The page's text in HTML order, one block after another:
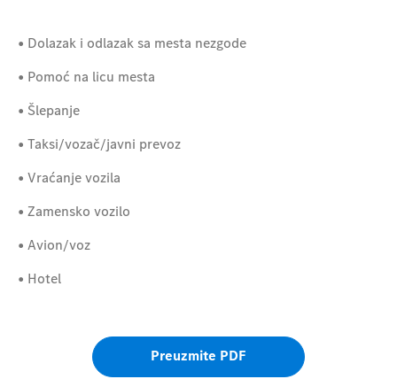
• Dolazak i odlazak sa mesta nezgode
• Pomoć na licu mesta
• Šlepanje
• Taksi/vozač/javni prevoz
• Vraćanje vozila
• Zamensko vozilo
• Avion/voz
• Hotel
Preuzmite PDF